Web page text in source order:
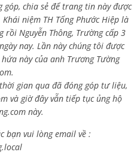
chia sẻ để trang tin này được
niệm TH Tống Phước Hiệp là
rồi Nguyễn Thông, Trường cấp 3
nay. Lần này chúng tôi được
này của anh Trương Tường
gian qua đã đóng góp tư liệu,
và giờ đây vẫn tiếp tục ủng hộ
này.
bạn vui lòng email về :